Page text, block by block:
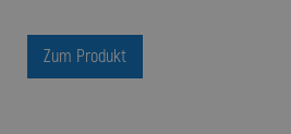
Zum Produkt